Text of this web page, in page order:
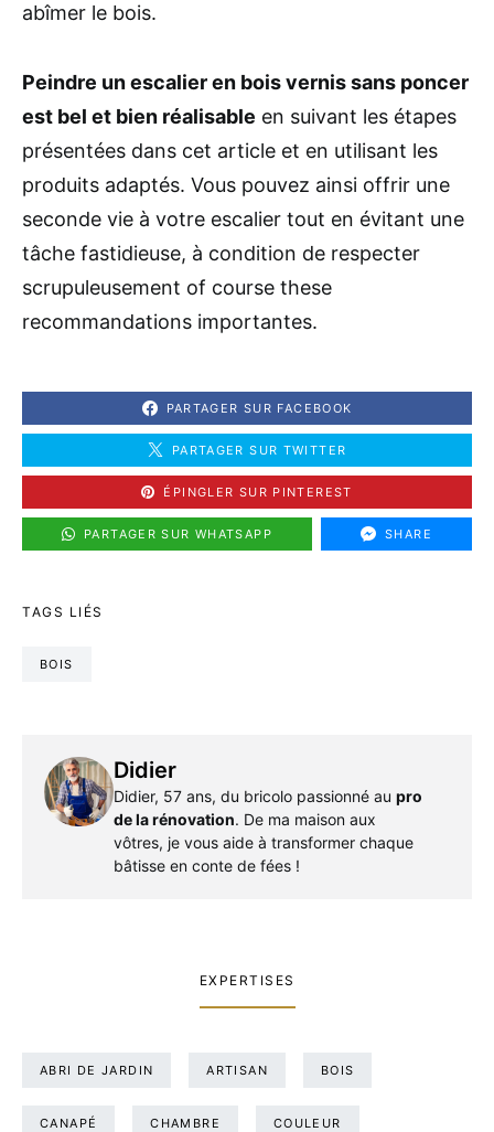
abîmer le bois.
Peindre un escalier en bois vernis sans poncer
est bel et bien réalisable en suivant les étapes
présentées dans cet article et en utilisant les
produits adaptés. Vous pouvez ainsi offrir une
seconde vie à votre escalier tout en évitant une
tâche fastidieuse, à condition de respecter
scrupuleusement of course these
recommandations importantes.
PARTAGER SUR FACEBOOK
PARTAGER SUR TWITTER
ÉPINGLER SUR PINTEREST
PARTAGER SUR WHATSAPP SHARE
TAGS LIÉS
BOIS
Didier
Didier, 57 ans, du bricolo passionné au pro
de la rénovation. De ma maison aux
vôtres, je vous aide à transformer chaque
bâtisse en conte de fées !
EXPERTISES
ABRI DE JARDIN ARTISAN BOIS
CANAPÉ CHAMBRE COULEUR